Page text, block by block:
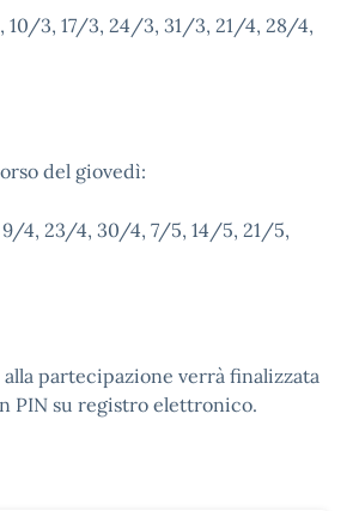
testo
10/3, 17/3, 24/3, 31/3, 21/4, 28/4,
del giovedì:
4, 23/4, 30/4, 7/5, 14/5, 21/5,
alla partecipazione verrà finalizzata
PIN su registro elettronico.